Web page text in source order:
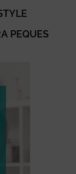
PEQUES